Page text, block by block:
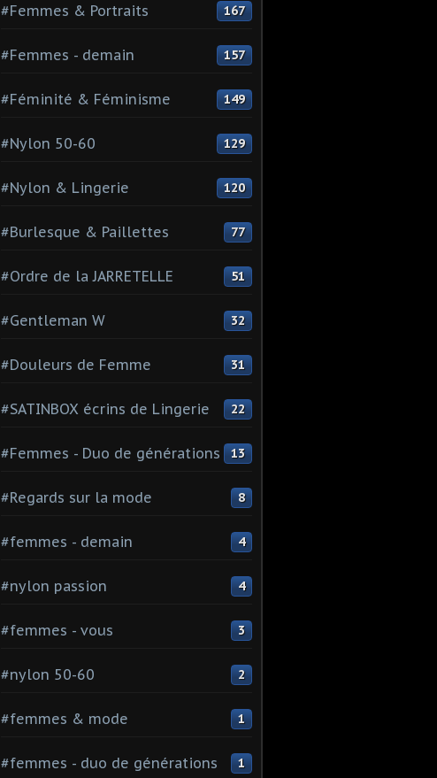
#Femmes & Portraits 167
#Femmes - demain 157
#Féminité & Féminisme 149
#Nylon 50-60 129
#Nylon & Lingerie 120
#Burlesque & Paillettes 77
#Ordre de la JARRETELLE 51
#Gentleman W 32
#Douleurs de Femme 31
#SATINBOX écrins de Lingerie 22
#Femmes - Duo de générations 13
#Regards sur la mode 8
#femmes - demain 4
#nylon passion 4
#femmes - vous 3
#nylon 50-60 2
#femmes & mode 1
#femmes - duo de générations 1